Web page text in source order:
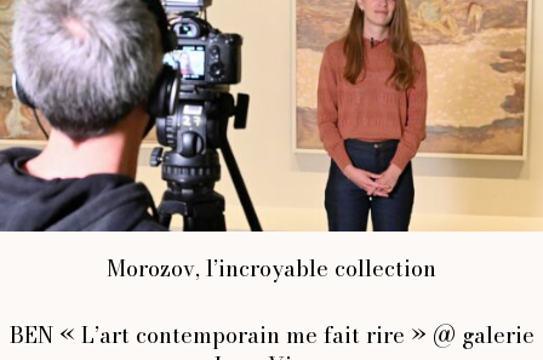
Morozov, l’incroyable collection
BEN « L’art contemporain me fait rire » @ galerie